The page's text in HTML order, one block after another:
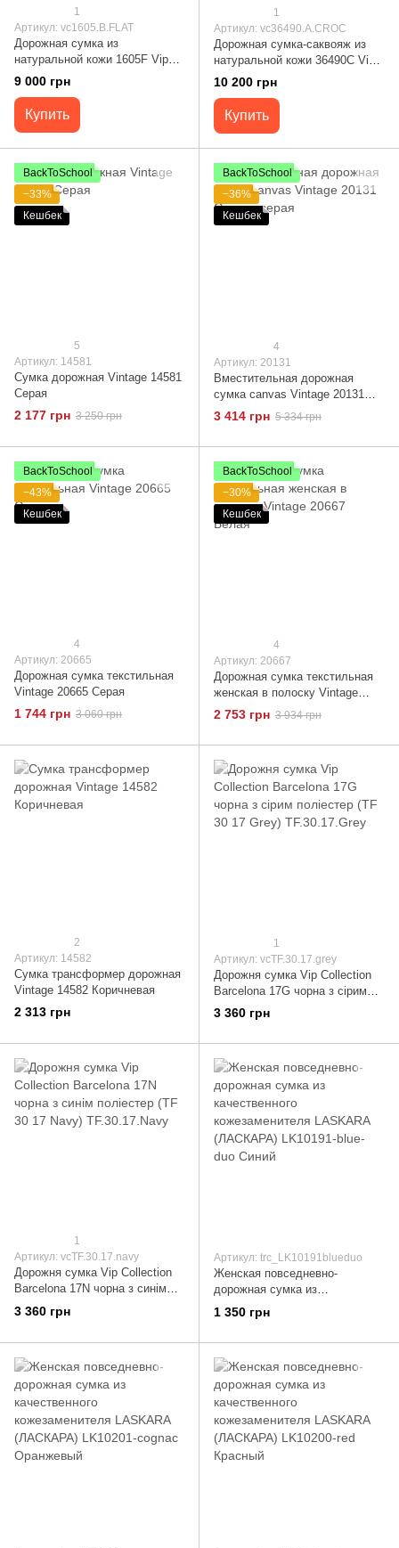
1
Артикул: vc1605.B.FLAT
Дорожная сумка из
натуральной кожи 1605F Vip
Collection, коричневая
1605.B.FLAT
9 000 грн
Купить
1
Артикул: vc36490.A.CROC
Дорожная сумка-саквояж из
натуральной кожи 36490С Vip
Collection, черная
36490.A.CROC
10 200 грн
Купить
BackToSchool
−33%
Кешбек
5
Артикул: 14581
Сумка дорожная Vintage 14581
Серая
2 177 грн 3 250 грн
BackToSchool
−36%
Кешбек
4
Артикул: 20131
Вместительная дорожная
сумка canvas Vintage 20131
Светло-серая
3 414 грн 5 334 грн
BackToSchool
−43%
Кешбек
4
Артикул: 20665
Дорожная сумка текстильная
Vintage 20665 Серая
1 744 грн 3 060 грн
BackToSchool
−30%
Кешбек
4
Артикул: 20667
Дорожная сумка текстильная
женская в полоску Vintage
20667 Белая
2 753 грн 3 934 грн
2
Артикул: 14582
Сумка трансформер дорожная
Vintage 14582 Коричневая
2 313 грн
1
Артикул: vcTF.30.17.grey
Дорожня сумка Vip Collection
Barcelona 17G чорна з сірим
поліестер (TF 30 17 Grey)
TF.30.17.Grey
3 360 грн
1
Артикул: vcTF.30.17.navy
Дорожня сумка Vip Collection
Barcelona 17N чорна з синім
поліестер (TF 30 17 Navy)
TF.30.17.Navy
3 360 грн
Артикул: trc_LK10191blueduo
Женская повседневно-
дорожная сумка из
качественного кожезаменителя
LASKARA (ЛАСКАРА) LK10191-
1 350 грн